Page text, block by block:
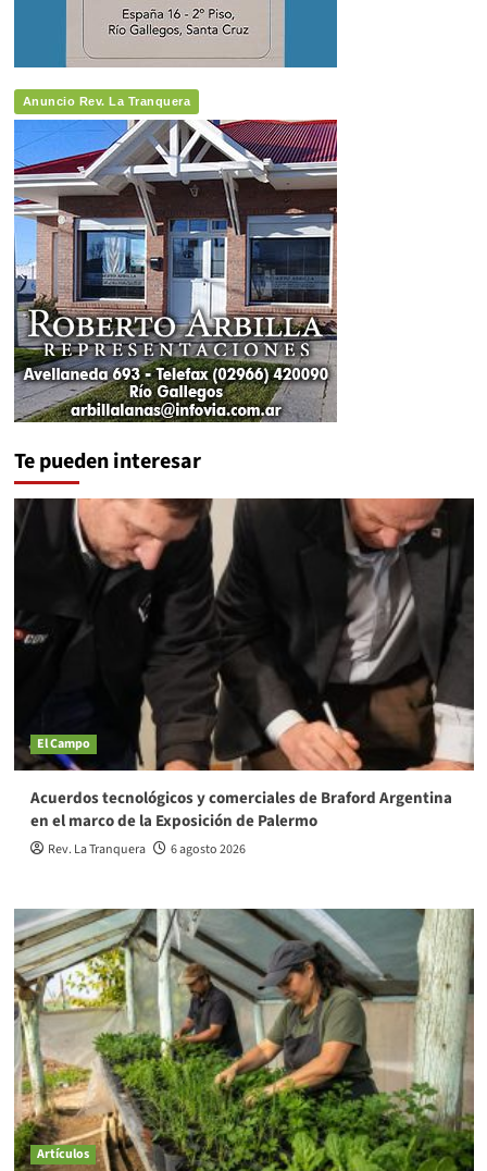
Anuncio Rev. La Tranquera
Te pueden interesar
El Campo
Acuerdos tecnológicos y comerciales de Braford Argentina
en el marco de la Exposición de Palermo
Rev. La Tranquera 6 agosto 2026
Artículos